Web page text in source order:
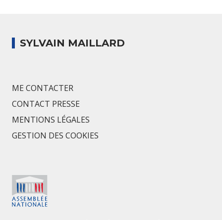
SYLVAIN MAILLARD
ME CONTACTER
CONTACT PRESSE
MENTIONS LÉGALES
GESTION DES COOKIES